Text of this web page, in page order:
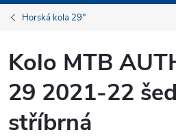
Horská kola 29"
Kolo MTB
29 2021-22
stříbrná